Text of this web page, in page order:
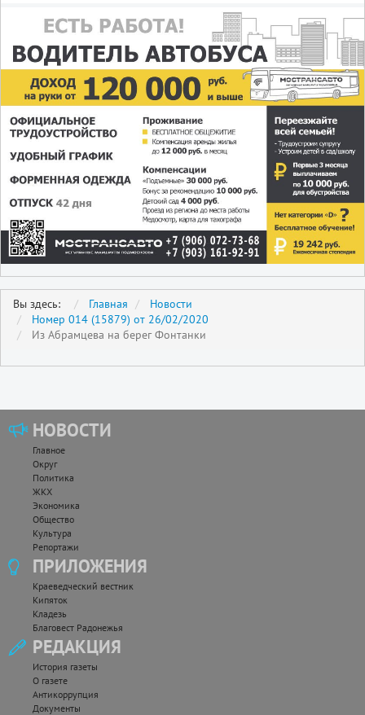
Вы здесь: Главная
Новости
Номер 014 (15879) от 26/02/2020
Из Абрамцева на берег Фонтанки
НОВОСТИ
Главное
Округ
Политика
ЖКХ
Экономика
Общество
Культура
Репортажи
ПРИЛОЖЕНИЯ
Краеведческий вестник
Кипяток
Кладезь
Благовест Радонежья
РЕДАКЦИЯ
История газеты
О газете
Антикоррупция
Документы